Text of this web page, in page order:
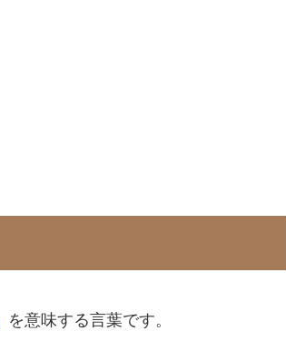
を意味する言葉です。